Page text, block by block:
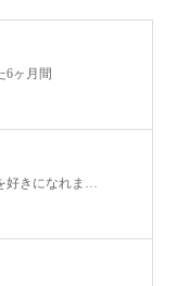
6ヶ月間
好きになれま…